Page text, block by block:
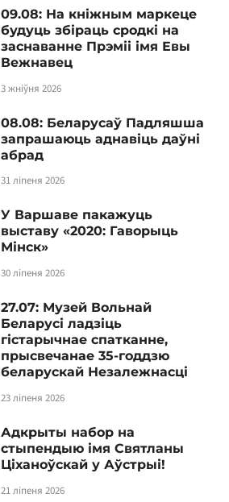
09.08: На кніжным маркеце
будуць збіраць сродкі на
заснаванне Прэміі імя Евы
Вежнавец
3 жніўня 2026
08.08: Беларусаў Падляшша
запрашаюць аднавіць даўні
абрад
31 ліпеня 2026
У Варшаве пакажуць
выставу «2020: Гаворыць
Мінск»
30 ліпеня 2026
27.07: Музей Вольнай
Беларусі ладзіць
гістарычнае спатканне,
прысвечанае 35-годдзю
беларускай Незалежнасці
23 ліпеня 2026
Адкрыты набор на
стыпендыю імя Святланы
Ціханоўскай у Аўстрыі!
21 ліпеня 2026